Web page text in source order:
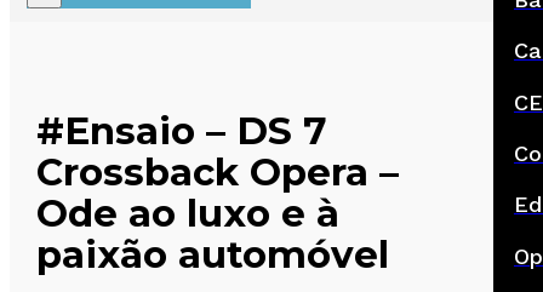
#Ensaio – DS 7
Crossback Opera –
Ode ao luxo e à
paixão automóvel